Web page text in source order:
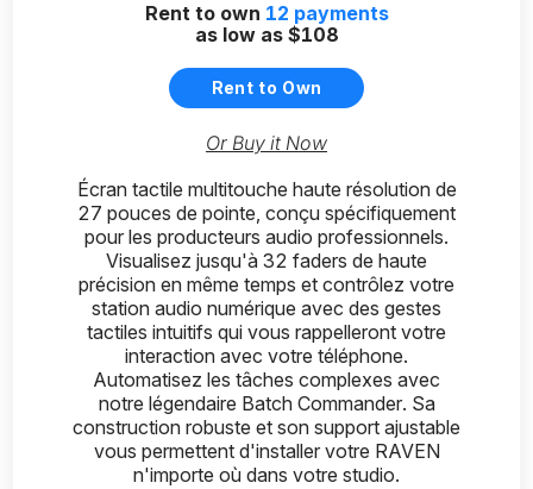
Rent to own 12 payments
as low as $108
Rent to Own
Or Buy it Now
Écran tactile multitouche haute résolution de
27 pouces de pointe, conçu spécifiquement
pour les producteurs audio professionnels.
Visualisez jusqu'à 32 faders de haute
précision en même temps et contrôlez votre
station audio numérique avec des gestes
tactiles intuitifs qui vous rappelleront votre
interaction avec votre téléphone.
Automatisez les tâches complexes avec
notre légendaire Batch Commander. Sa
construction robuste et son support ajustable
vous permettent d'installer votre RAVEN
n'importe où dans votre studio.